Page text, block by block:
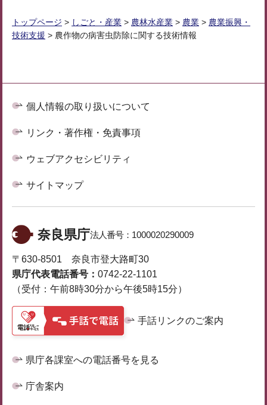
トップページ > しごと・産業 > 農林水産業 > 農業 > 農業振興・
技術支援 > 農作物の病害虫防除に関する技術情報
個人情報の取り扱いについて
リンク・著作権・免責事項
ウェブアクセシビリティ
サイトマップ
奈良県庁法人番号： 1000020290009
〒630-8501 奈良市登大路町30
県庁代表電話番号： 0742-22-1101
（受付：午前8時30分から午後5時15分）
手話リンクのご案内
県庁各課室への電話番号を見る
庁舎案内